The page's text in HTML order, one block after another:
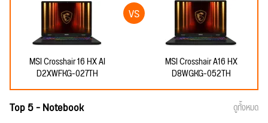
MSI Crosshair 16 HX AI
D2XWFKG-027TH
MSI Crosshair A16 HX
D8WGKG-052TH
Top 5 - Notebook ดูทั้งหมด